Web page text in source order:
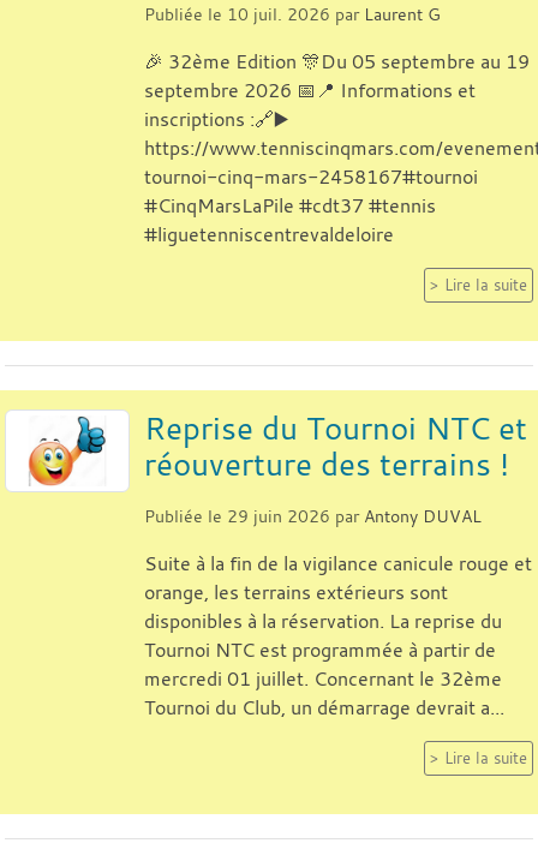
Publiée le 10 juil. 2026 par Laurent G
🎉 32ème Edition 🎊Du 05 septembre au 19
septembre 2026 📅📍 Informations et
inscriptions :🔗▶️
https://www.tenniscinqmars.com/
tournoi-cinq-mars-2458167#tournoi
#CinqMarsLaPile #cdt37 #tennis
#liguetenniscentrevaldeloire
Lire la suite
Reprise du Tournoi NTC et
réouverture des terrains !
Publiée le 29 juin 2026 par Antony DUVAL
Suite à la fin de la vigilance canicule rouge et
orange, les terrains extérieurs sont
disponibles à la réservation. La reprise du
Tournoi NTC est programmée à partir de
mercredi 01 juillet. Concernant le 32ème
Tournoi du Club, un démarrage devrait a...
Lire la suite